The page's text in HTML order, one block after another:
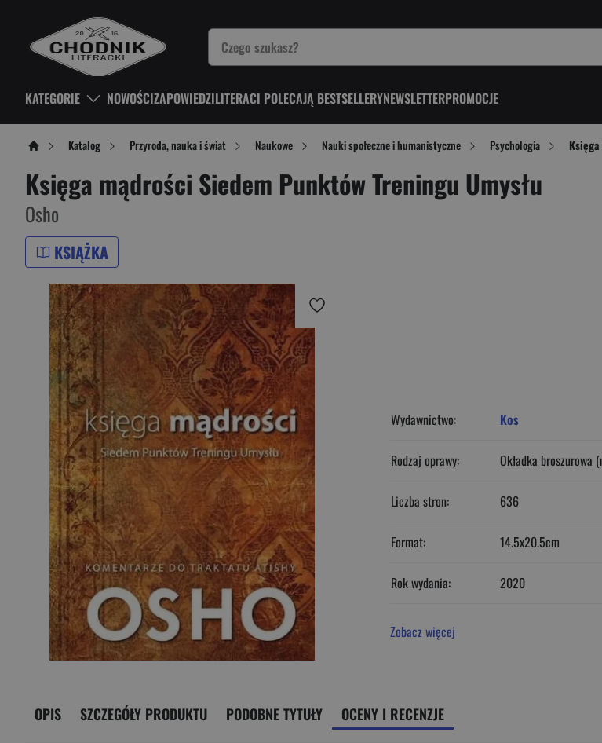
KATEGORIE NOWOŚCIZAPOWIEDZILITERACI POLECAJĄ BESTSELLERYNEWSLETTERPROMOCJE
Katalog Przyroda, nauka i świat Naukowe Nauki społeczne i humanistyczne Psychologia
Księga mądrości Siedem Punktów Treningu Umysłu
Osho
KSIĄŻKA
Wydawnictwo: Kos
Rodzaj oprawy: Okładka broszurowa
Liczba stron: 636
Format: 14.5x20.5cm
Rok wydania: 2020
Zobacz więcej
OPIS SZCZEGÓŁY PRODUKTU PODOBNE TYTUŁY OCENY I RECENZJE